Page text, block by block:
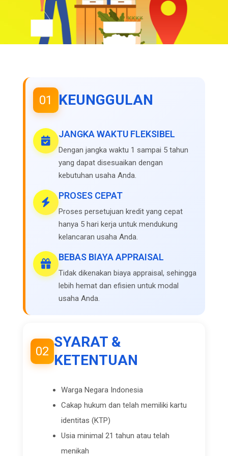
01 KEUNGGULAN
JANGKA WAKTU FLEKSIBEL
Dengan jangka waktu 1 sampai 5 tahun
yang dapat disesuaikan dengan
kebutuhan usaha Anda.
PROSES CEPAT
Proses persetujuan kredit yang cepat
hanya 5 hari kerja untuk mendukung
kelancaran usaha Anda.
BEBAS BIAYA APPRAISAL
Tidak dikenakan biaya appraisal, sehingga
lebih hemat dan efisien untuk modal
usaha Anda.
02
SYARAT &
KETENTUAN
Warga Negara Indonesia
Cakap hukum dan telah memiliki kartu
identitas (KTP)
Usia minimal 21 tahun atau telah
menikah